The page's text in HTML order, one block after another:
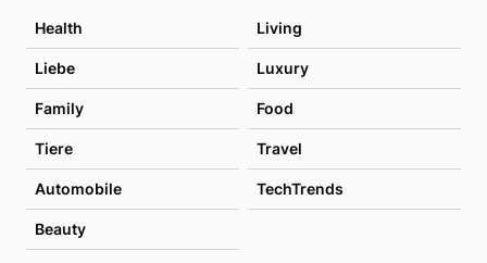
Health Living
Liebe Luxury
Family Food
Tiere Travel
Automobile TechTrends
Beauty